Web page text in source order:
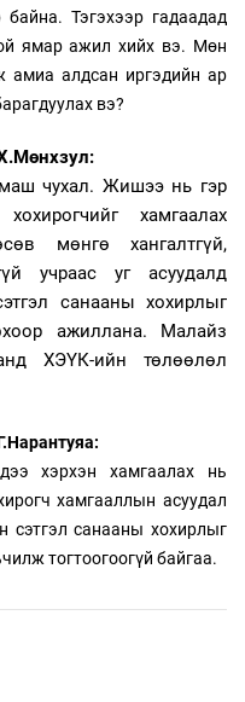
Тэгэхээр гадаадад
ямар ажил хийх вэ. Мөн
амиа алдсан иргэдийн ар
вэ?
чухал. Жишээ нь гэр
хамгаалах
мөнгө хангалтгүй,
учраас уг асуудалд
санааны хохирлыг
ажиллана. Малайз
ХЭҮК-ийн төлөөлөл
хэрхэн хамгаалах нь
хамгааллын асуудал
сэтгэл санааны хохирлыг
тогтоогоогүй байгаа.